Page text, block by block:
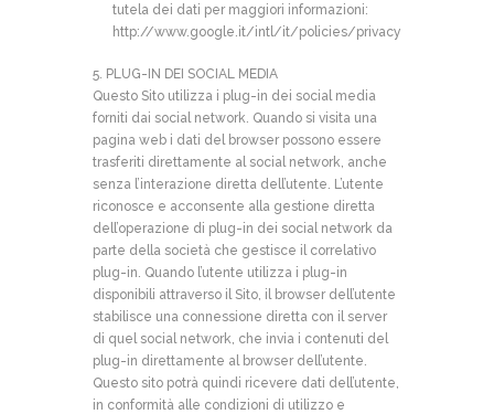
tutela dei dati per maggiori informazioni:
http://www.google.it/intl/it/policies/privacy
5. PLUG-IN DEI SOCIAL MEDIA
Questo Sito utilizza i plug-in dei social media
forniti dai social network. Quando si visita una
pagina web i dati del browser possono essere
trasferiti direttamente al social network, anche
senza l’interazione diretta dell’utente. L’utente
riconosce e acconsente alla gestione diretta
dell’operazione di plug-in dei social network da
parte della società che gestisce il correlativo
plug-in. Quando l’utente utilizza i plug-in
disponibili attraverso il Sito, il browser dell’utente
stabilisce una connessione diretta con il server
di quel social network, che invia i contenuti del
plug-in direttamente al browser dell’utente.
Questo sito potrà quindi ricevere dati dell’utente,
in conformità alle condizioni di utilizzo e